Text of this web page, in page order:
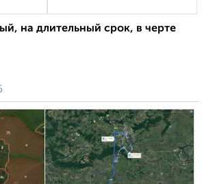
на длительный срок, в черте